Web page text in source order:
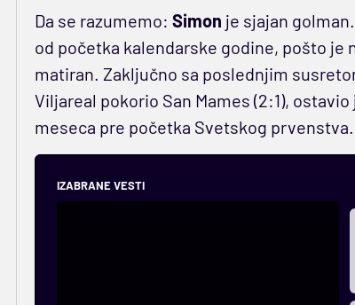
Da se razumemo: Simon je sjajan
od početka kalendarske godine, pošto je
matiran. Zaključno sa poslednjim
Viljareal pokorio San Mames (2:1),
meseca pre početka Svetskog prvenstva.
IZABRANE VESTI